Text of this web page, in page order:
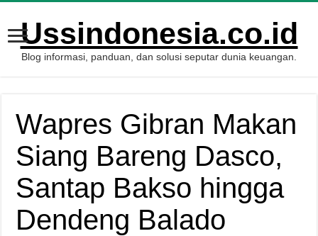
Ussindonesia.co.id
Blog informasi, panduan, dan solusi seputar dunia keuangan.
Wapres Gibran Makan
Siang Bareng Dasco,
Santap Bakso hingga
Dendeng Balado